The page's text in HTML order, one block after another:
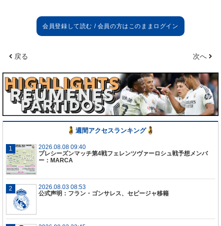
戻る 次へ
週間アクセスランキング
2026.08.08 09:40
プレシーズンマッチ第4戦フェレンツヴァーロシュ戦予想メンバ
ー：MARCA
2026.08.03 08:53
公式声明：フラン・ゴンサレス、セビージャ移籍